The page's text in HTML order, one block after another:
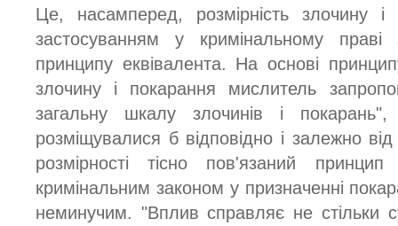
Це, насамперед, розмірність злочину
застосуванням у кримінальному
принципу еквівалента. На основі
злочину і покарання мислитель
загальну шкалу злочинів і
розміщувалися б відповідно і залежно
розмірності тісно пов'язаний
кримінальним законом у призначенні
неминучим. "Вплив справляє не стільки